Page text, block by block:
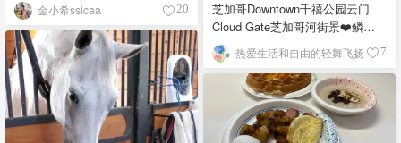
金小希ssicaa 20
芝加哥Downtown千禧公园云门
Cloud Gate芝加哥河街景❤️鳞次
栉比的高楼
热爱生活和自由的轻舞飞扬 7